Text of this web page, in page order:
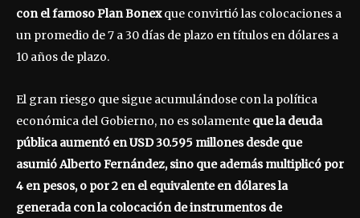
con el famoso Plan Bonexque convirtió las colocaciones a
un promedio de 7 a 30 días de plazo en títulos en dólares a
10 años de plazo.
El gran riesgo que sigue acumulándose con la política
económica del Gobierno, no es solamente que la deuda
pública aumentó en USD 30.595 millones desde que
asumió Alberto Fernández, sino que además multiplicó por
4 en pesos, o por 2 en el equivalente en dólares la
generada con la colocación de instrumentos de